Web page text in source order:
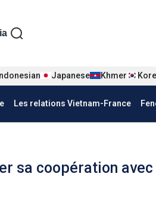
tiếng Pháp
Japanese Khmer
Les relations Vietnam-France
sa coopération